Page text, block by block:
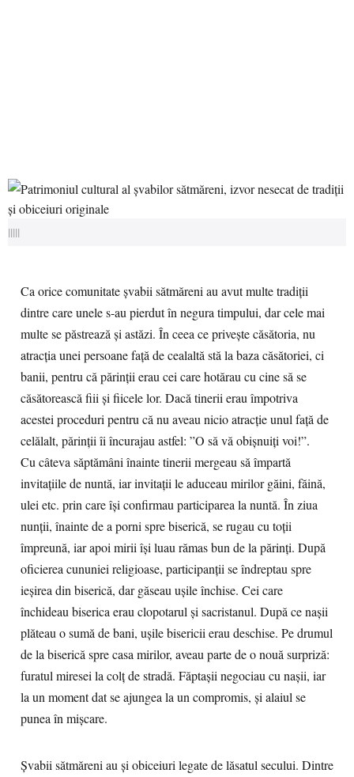
|||||
Ca orice comunitate şvabii sătmăreni au avut multe tradiţii
dintre care unele s-au pierdut în negura timpului, dar cele mai
multe se păstrează şi astăzi. În ceea ce privește căsătoria, nu
atracția unei persoane față de cealaltă stă la baza căsătoriei, ci
banii, pentru că părinții erau cei care hotărau cu cine să se
căsătorească fiii și fiicele lor. Dacă tinerii erau împotriva
acestei proceduri pentru că nu aveau nicio atracție unul față de
celălalt, părinții îi încurajau astfel: ”O să vă obișnuiți voi!”.
Cu câteva săptămâni înainte tinerii mergeau să împartă
invitațiile de nuntă, iar invitații le aduceau mirilor găini, făină,
ulei etc. prin care își confirmau participarea la nuntă. În ziua
nunții, înainte de a porni spre biserică, se rugau cu toții
împreună, iar apoi mirii își luau rămas bun de la părinți. După
oficierea cununiei religioase, participanții se îndreptau spre
ieșirea din biserică, dar găseau ușile închise. Cei care
închideau biserica erau clopotarul și sacristanul. După ce nașii
plăteau o sumă de bani, ușile bisericii erau deschise. Pe drumul
de la biserică spre casa mirilor, aveau parte de o nouă surpriză:
furatul miresei la colț de stradă. Făptașii negociau cu nașii, iar
la un moment dat se ajungea la un compromis, și alaiul se
punea în mișcare.
Șvabii sătmăreni au și obiceiuri legate de lăsatul secului. Dintre